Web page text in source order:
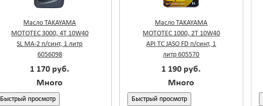
Масло TAKAYAMA
MOTOTEC 3000, 4T 10W40
SL MA-2 п/синт, 1 литр
6056098
1 170 руб.
Много
Быстрый просмотр
Масло TAKAYAMA
MOTOTEC 1000, 2T 10W40
API TC JASO FD п/синт, 1
литр 605570
1 190 руб.
Много
Быстрый просмотр